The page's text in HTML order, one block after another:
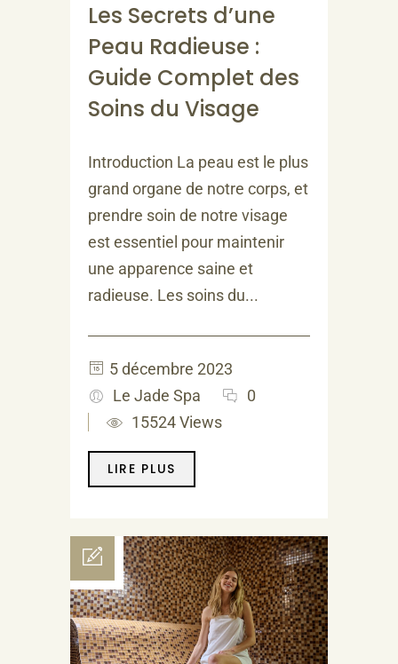
Les Secrets d’une
Peau Radieuse :
Guide Complet des
Soins du Visage
Introduction La peau est le plus
grand organe de notre corps, et
prendre soin de notre visage
est essentiel pour maintenir
une apparence saine et
radieuse. Les soins du...
5 décembre 2023
0
Le Jade Spa
15524 Views
LIRE PLUS